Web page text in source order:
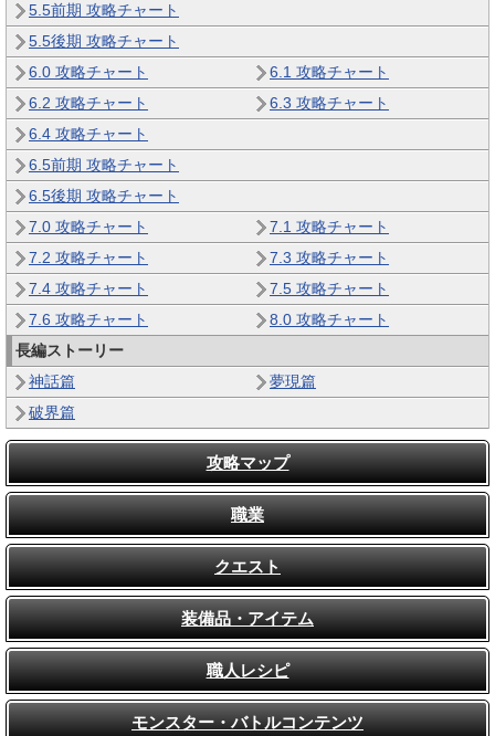
5.5前期 攻略チャート
5.5後期 攻略チャート
6.0 攻略チャート
6.1 攻略チャート
6.2 攻略チャート
6.3 攻略チャート
6.4 攻略チャート
6.5前期 攻略チャート
6.5後期 攻略チャート
7.0 攻略チャート
7.1 攻略チャート
7.2 攻略チャート
7.3 攻略チャート
7.4 攻略チャート
7.5 攻略チャート
7.6 攻略チャート
8.0 攻略チャート
長編ストーリー
神話篇
夢現篇
破界篇
攻略マップ
職業
クエスト
装備品・アイテム
職人レシピ
モンスター・バトルコンテンツ